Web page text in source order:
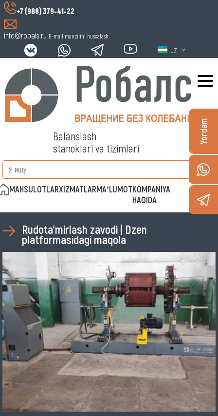
+7 (988) 379-41-22
info@robals.ru E-mail manzilini nusxalash
UZ
Balanslash
stanoklari va tizimlari
MAHSULOTLARXIZMATLARMAʼLUMOTKOMPANIYA
HAQIDA
Rudota'mirlash zavodi | Dzen
platformasidagi maqola
Yordam